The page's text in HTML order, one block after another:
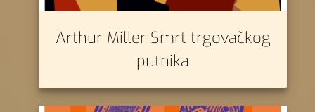
Arthur Miller Smrt trgovačkog
putnika